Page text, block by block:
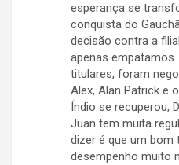
esperança se
conquista do
decisão contra a
apenas
titulares, foram
Alex, Alan Patrick e
Índio se recuperou,
Juan tem muita
dizer é que um
desempenho muito